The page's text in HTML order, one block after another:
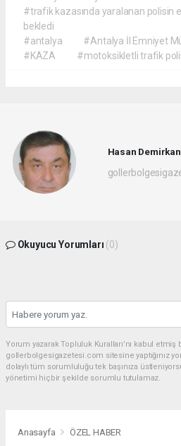
#trafik kazasında yaralanan polisin
bekledi
#antalya
#Antalya İl Emniyet
#KAZA
#motoksikletli trafik
Hasan Demirkan
Okuyucu Yorumları (0)
Yorum yazarak Topluluk Kuralları’nı kabul etmiş
gollerbolgesigazetesi.com sitesine yaptığınız
dolaylı tüm sorumluluğu tek başınıza
yönetimi hiçbir şekilde sorumlu tutulamaz.
Anasayfa ÖZEL HABER